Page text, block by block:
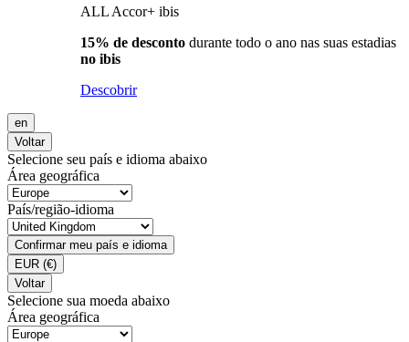
ALL Accor+ ibis
15% de desconto durante todo o ano nas suas estadias
no ibis
Descobrir
en
Voltar
Selecione seu país e idioma abaixo
Área geográfica
País/região-idioma
Confirmar meu país e idioma
EUR (€)
Voltar
Selecione sua moeda abaixo
Área geográfica